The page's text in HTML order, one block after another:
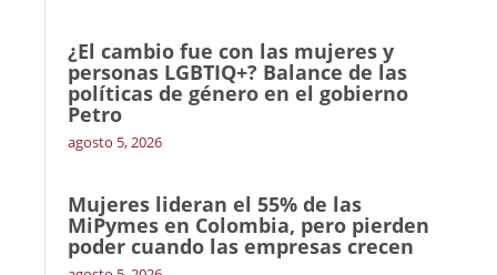
¿El cambio fue con las mujeres y
personas LGBTIQ+? Balance de las
políticas de género en el gobierno
Petro
agosto 5, 2026
Mujeres lideran el 55% de las
MiPymes en Colombia, pero pierden
poder cuando las empresas crecen